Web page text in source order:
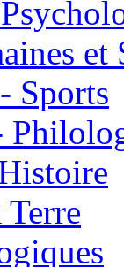
et
Sports
Terre